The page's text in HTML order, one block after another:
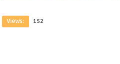
Views: 152